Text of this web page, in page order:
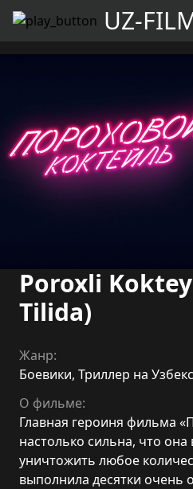
UZ-
Poroxli
Tilida)
Жанр:
Боевики, Триллер на
О фильме:
Главная героиня фильма
настолько сильна, что
уничтожить любое
выполнила десятки очень